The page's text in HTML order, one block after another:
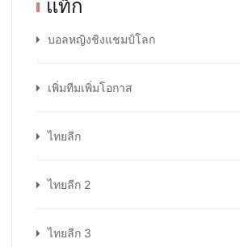
แท็ก
บอลหญิงชิงแชมป์โลก
เพิ่มทีมเพิ่มโอกาส
ไทยลีก
ไทยลีก 2
ไทยลีก 3